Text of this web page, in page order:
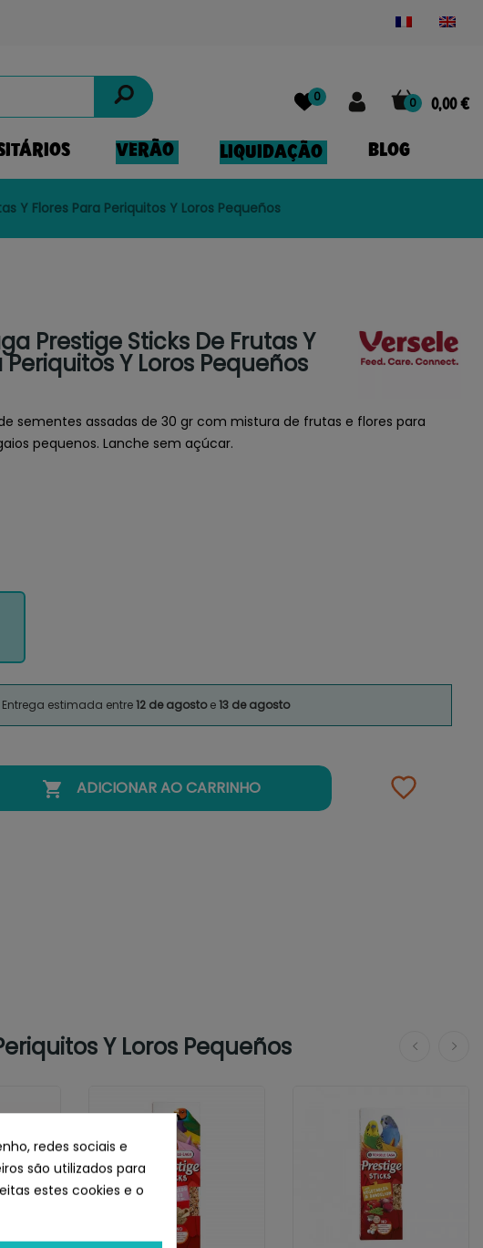
0 0,00 €
0
VERÃO LIQUIDAÇÃO BLOG
Y Flores Para Periquitos Y Loros Pequeños
Prestige Sticks De Frutas Y
Periquitos Y Loros Pequeños
sementes assadas de 30 gr com mistura de frutas e flores para
pequenos. Lanche sem açúcar.
Entrega estimada entre12 de agostoe13 de agosto
 ADICIONAR AO CARRINHO
Y Loros Pequeños
redes sociais e
são utilizados para
estes cookies e o